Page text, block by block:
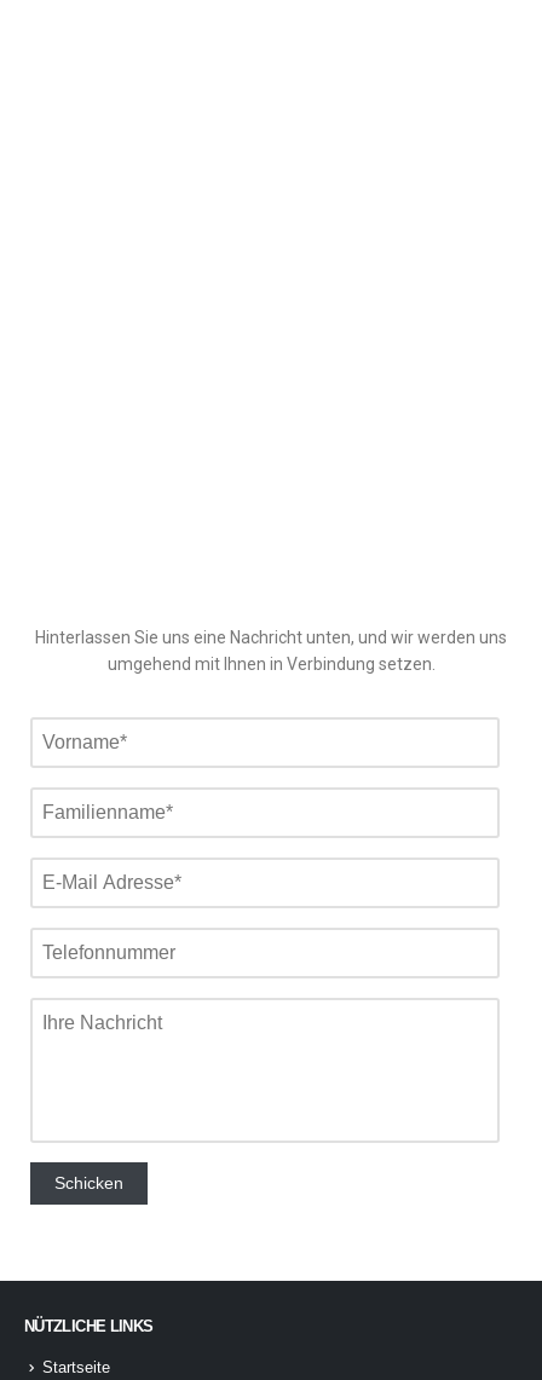
Hinterlassen Sie uns eine Nachricht unten, und wir werden uns
umgehend mit Ihnen in Verbindung setzen.
NÜTZLICHE LINKS
Startseite